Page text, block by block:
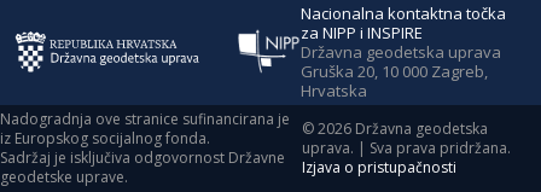
Nacionalna kontaktna točka
za NIPP i INSPIRE
Državna geodetska uprava
Gruška 20, 10 000 Zagreb,
Hrvatska
Nadogradnja ove stranice sufinancirana je
iz Europskog socijalnog fonda.
Sadržaj je isključiva odgovornost Državne
geodetske uprave.
©2026 Državna geodetska
uprava. | Sva prava pridržana.
Izjava o pristupačnosti